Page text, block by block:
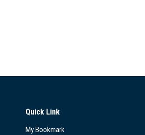
Quick Link
My Bookmark